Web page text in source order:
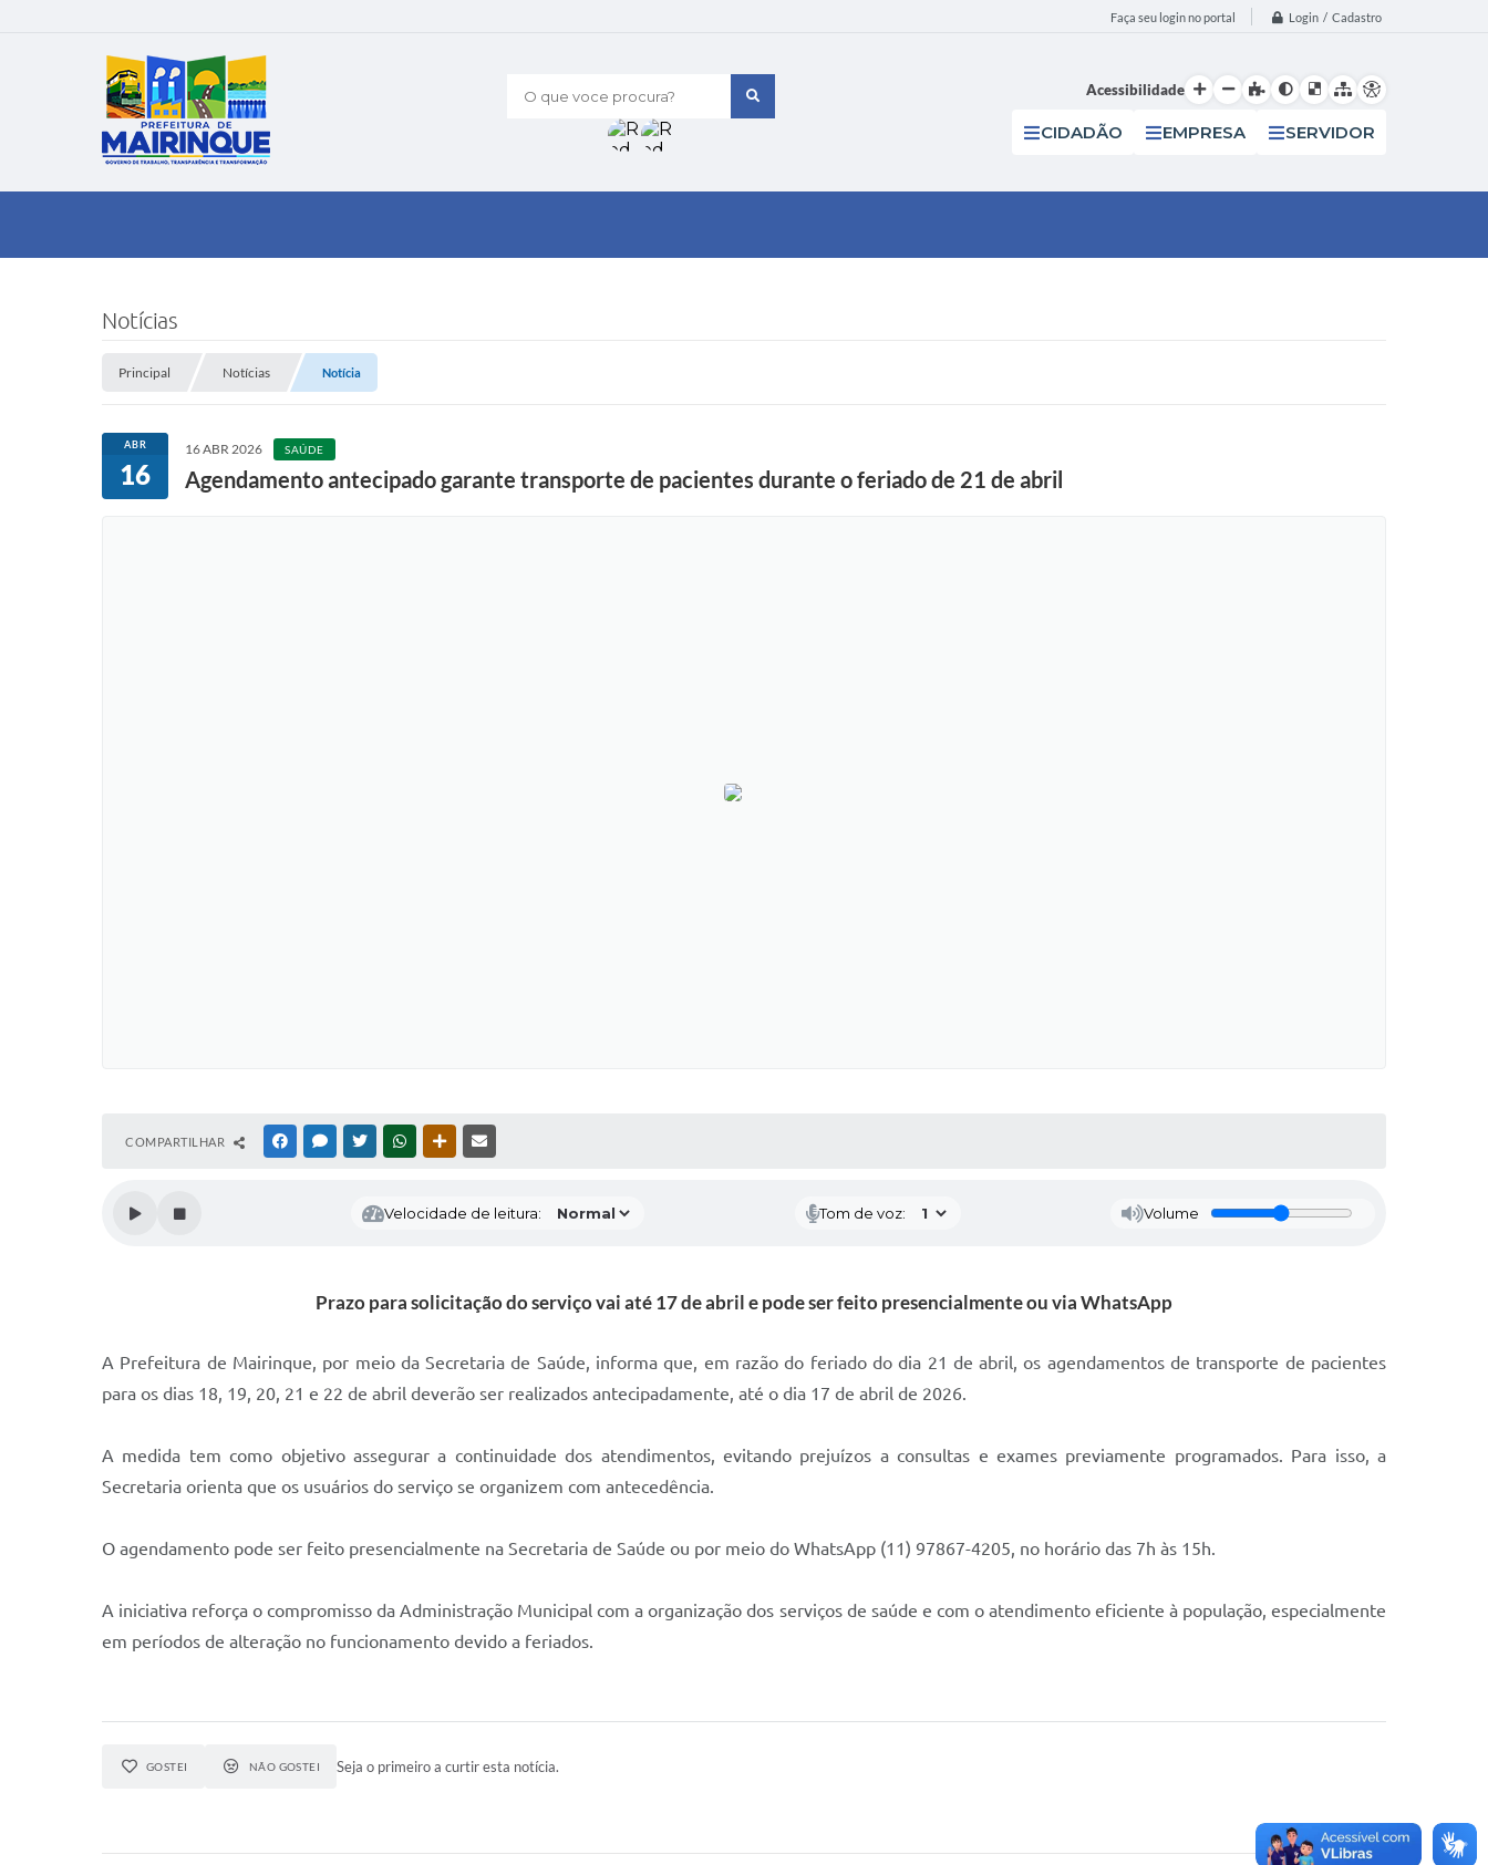
Faça seu login no portal Login / Cadastro
O que voce procura? Acessibilidade
CIDADÃO EMPRESA SERVIDOR
Notícias
Principal Notícias Notícia
ABR
16
16 ABR 2026 SAÚDE
Agendamento antecipado garante transporte de pacientes durante o feriado de 21 de abril
COMPARTILHAR FACEBOOKMESSENGER
TWITTERWHATSAPPOUTRAS MÍDIAS
Velocidade de leitura: Tom de voz: Volume
Prazo para solicitação do serviço vai até 17 de abril e pode ser feito presencialmente ou via WhatsApp
A Prefeitura de Mairinque, por meio da Secretaria de Saúde, informa que, em razão do feriado do dia 21 de abril, os agendamentos de transporte de pacientes
para os dias 18, 19, 20, 21 e 22 de abril deverão ser realizados antecipadamente, até o dia 17 de abril de 2026.
A medida tem como objetivo assegurar a continuidade dos atendimentos, evitando prejuízos a consultas e exames previamente programados. Para isso, a
Secretaria orienta que os usuários do serviço se organizem com antecedência.
O agendamento pode ser feito presencialmente na Secretaria de Saúde ou por meio do WhatsApp (11) 97867-4205, no horário das 7h às 15h.
A iniciativa reforça o compromisso da Administração Municipal com a organização dos serviços de saúde e com o atendimento eficiente à população, especialmente
em períodos de alteração no funcionamento devido a feriados.
GOSTEI NÃO GOSTEI Seja o primeiro a curtir esta notícia.